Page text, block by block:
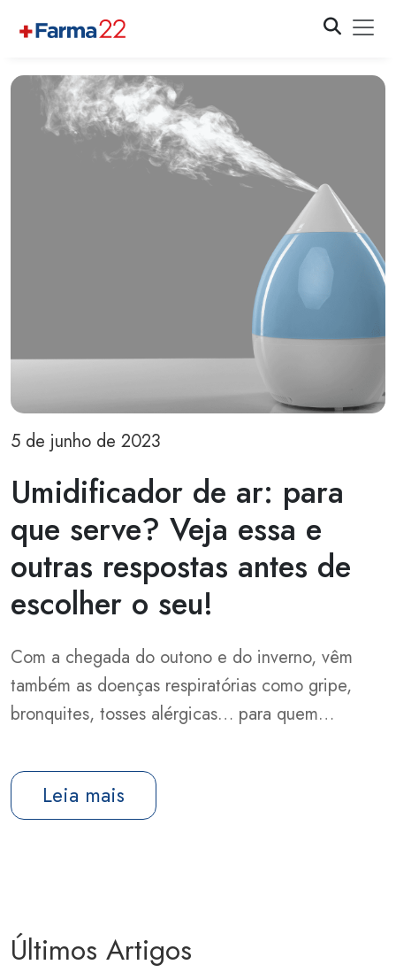
5 de junho de 2023
Umidificador de ar: para
que serve? Veja essa e
outras respostas antes de
escolher o seu!
Com a chegada do outono e do inverno, vêm
também as doenças respiratórias como gripe,
bronquites, tosses alérgicas… para quem…
Leia mais
Últimos Artigos